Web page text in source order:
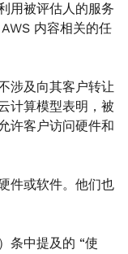
用被评估人的服务
内容相关的任
涉及向其客户转让
计算模型表明，被
许客户访问硬件和
件或软件。他们也
条中提及的 “使